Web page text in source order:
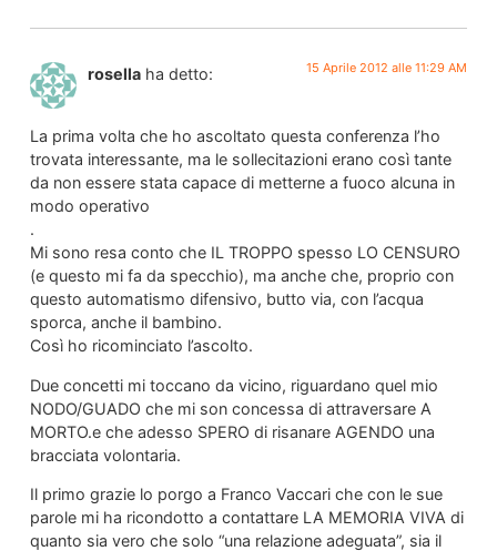
rosella ha detto: 15 Aprile 2012 alle 11:29 AM
La prima volta che ho ascoltato questa conferenza l’ho
trovata interessante, ma le sollecitazioni erano così tante
da non essere stata capace di metterne a fuoco alcuna in
modo operativo
.
Mi sono resa conto che IL TROPPO spesso LO CENSURO
(e questo mi fa da specchio), ma anche che, proprio con
questo automatismo difensivo, butto via, con l’acqua
sporca, anche il bambino.
Così ho ricominciato l’ascolto.
Due concetti mi toccano da vicino, riguardano quel mio
NODO/GUADO che mi son concessa di attraversare A
MORTO.e che adesso SPERO di risanare AGENDO una
bracciata volontaria.
Il primo grazie lo porgo a Franco Vaccari che con le sue
parole mi ha ricondotto a contattare LA MEMORIA VIVA di
quanto sia vero che solo “una relazione adeguata”, sia il